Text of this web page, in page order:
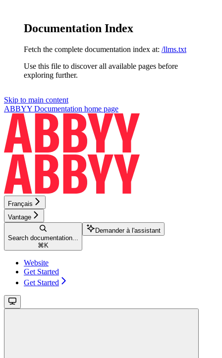
Documentation Index
Fetch the complete documentation index at: /llms.txt
Use this file to discover all available pages before
exploring further.
Skip to main content
ABBYY Documentation home page
Français
Vantage
Search documentation...
⌘ K
Demander à l'assistant
Website
Get Started
Get Started